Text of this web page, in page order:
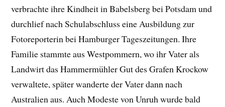
verbrachte ihre Kindheit in Babelsberg bei Potsdam und
durchlief nach Schulabschluss eine Ausbildung zur
Fotoreporterin bei Hamburger Tageszeitungen. Ihre
Familie stammte aus Westpommern, wo ihr Vater als
Landwirt das Hammermühler Gut des Grafen Krockow
verwaltete, später wanderte der Vater dann nach
Australien aus. Auch Modeste von Unruh wurde bald